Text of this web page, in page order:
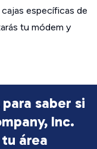
específicas de
tu módem y
saber si
Inc.
área